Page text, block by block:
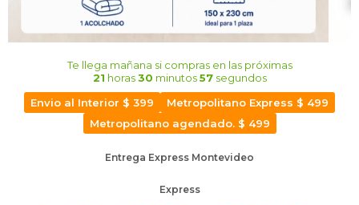
Te llega mañana si compras en las próximas
21 horas30 minutos56 segundos
Envio al Interior $ 399
Metropolitano Express $ 499
Metropolitano agendado. $ 499
Entrega Express Montevideo
Express